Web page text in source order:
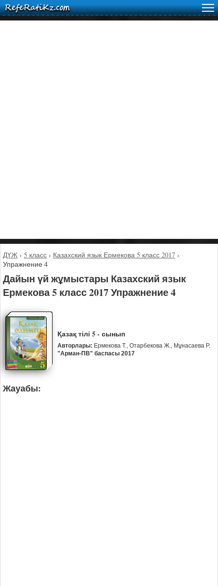
ДҮЖ › 5 класс › Казахский язык Ермекова 5 класс 2017 ›
Упражнение 4
Дайын үй жұмыстары Казахский язык
Ермекова 5 класс 2017 Упражнение 4
Қазақ тілі 5 - сынып
Авторлары: Ермекова Т., Отарбекова Ж., Мұнасаева Р.
"Арман-ПВ" баспасы 2017
Жауабы: